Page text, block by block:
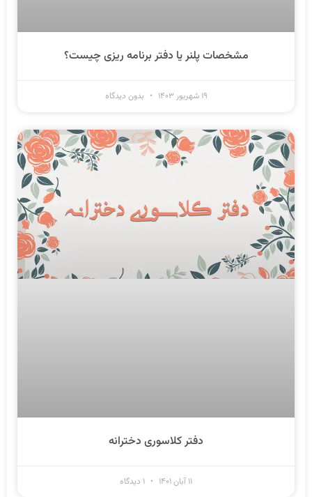
مشخصات پلنر یا دفتر برنامه ریزی چیست؟
۱۹ شهریور ۱۴۰۳ بدون دیدگاه
دفتر کلاسوری دخترانه
۱۱ آبان ۱۴۰۱